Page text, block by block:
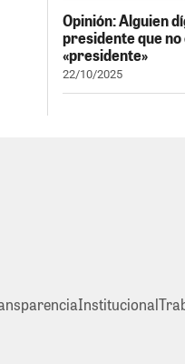
Opinión: Alguien
presidente que no
«presidente»
22/10/2025
Institucional